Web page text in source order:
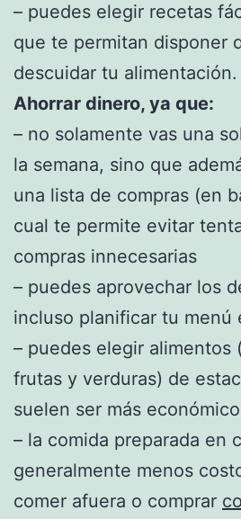
– puedes elegir recetas
que te permitan disponer
descuidar tu alimentación.
Ahorrar dinero, ya que:
– no solamente vas una
la semana, sino que
una lista de compras (en
cual te permite evitar
compras innecesarias
– puedes aprovechar los
incluso planificar tu menú
– puedes elegir alimentos
frutas y verduras) de
suelen ser más
– la comida preparada en
generalmente menos
comer afuera o comprar